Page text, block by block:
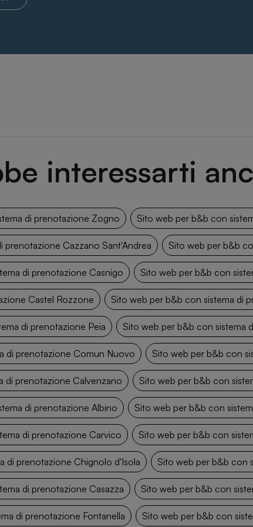
interessarti
di prenotazione Zogno Sito web per b&b con
prenotazione Cazzano Sant'Andrea Sito web per b&b
di prenotazione Casnigo Sito web per b&b con
Castel Rozzone Sito web per b&b con sistema di
di prenotazione Peia Sito web per b&b con sistema
di prenotazione Comun Nuovo Sito web per b&b con
di prenotazione Calvenzano Sito web per b&b con
di prenotazione Albino Sito web per b&b con
di prenotazione Carvico Sito web per b&b con
di prenotazione Chignolo d'Isola Sito web per b&b con
di prenotazione Casazza Sito web per b&b con
di prenotazione Fontanella Sito web per b&b con